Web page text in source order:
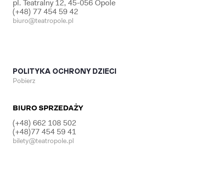
pl. Teatralny 12, 45-056 Opole
(+48) 77 454 59 42
biuro@teatropole.pl
POLITYKA OCHRONY DZIECI
Pobierz
BIURO SPRZEDAŻY
(+48) 662 108 502
(+48)77 454 59 41
bilety@teatropole.pl